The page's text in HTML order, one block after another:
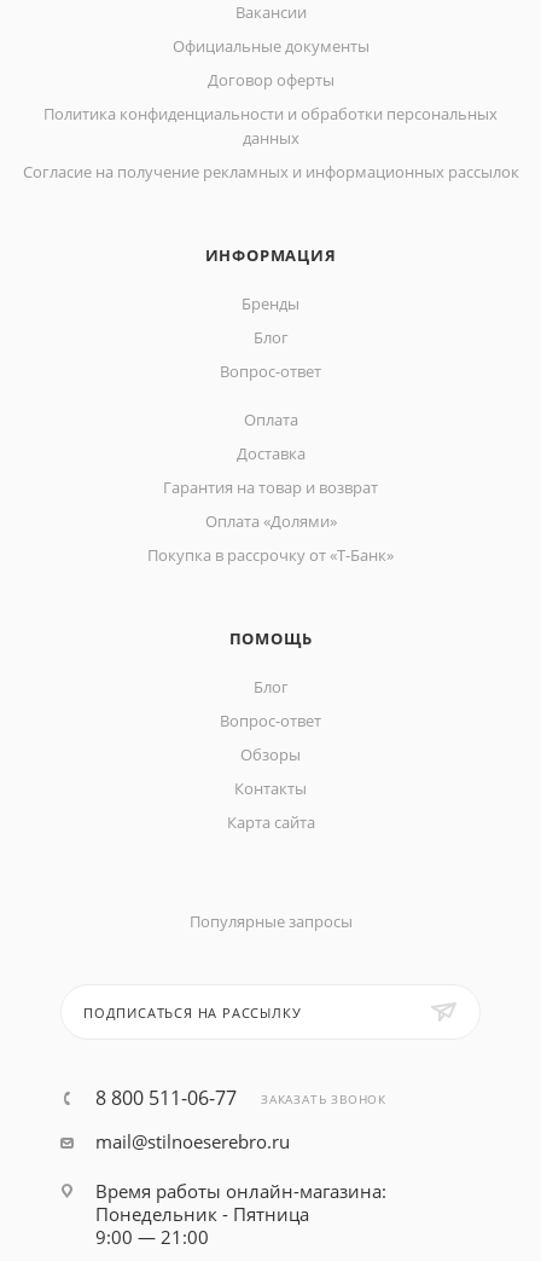
Вакансии
Официальные документы
Договор оферты
Политика конфиденциальности и обработки персональных
данных
Согласие на получение рекламных и информационных рассылок
ИНФОРМАЦИЯ
Бренды
Блог
Вопрос-ответ
Оплата
Доставка
Гарантия на товар и возврат
Оплата «Долями»
Покупка в рассрочку от «Т-Банк»
ПОМОЩЬ
Блог
Вопрос-ответ
Обзоры
Контакты
Карта сайта
Популярные запросы
ПОДПИСАТЬСЯ НА РАССЫЛКУ
8 800 511-06-77 ЗАКАЗАТЬ ЗВОНОК
mail@stilnoeserebro.ru
Время работы онлайн-магазина:
Понедельник - Пятница
9:00 — 21:00